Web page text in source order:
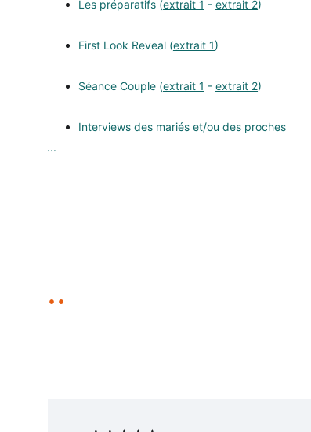
Les préparatifs (extrait 1 - extrait 2)
First Look Reveal (extrait 1)
Séance Couple (extrait 1 - extrait 2)
Interviews des mariés et/ou des proches
...
..